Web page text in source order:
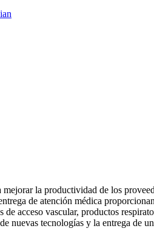
la productividad de los
de atención médica
acceso vascular, productos
tecnologías y la entrega de